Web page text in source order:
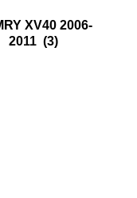
XV40 2006-
2011(3)